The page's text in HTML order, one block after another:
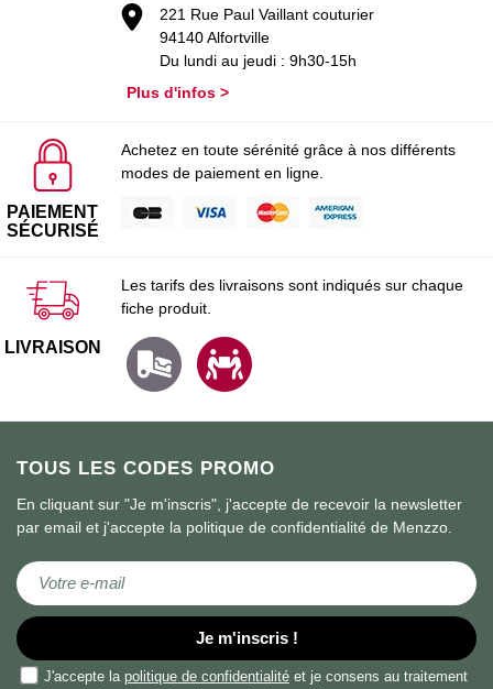
TOUS LES CODES PROMO
En cliquant sur "Je m'inscris", j'accepte de recevoir la newsletter
par email et j'accepte la politique de confidentialité de Menzzo.
Inscription à notre lettre d’information :
Je m'inscris !
J'accepte la politique de confidentialité et je consens au traitement
221 Rue Paul Vaillant couturier
94140 Alfortville
Du lundi au jeudi : 9h30-15h
Plus d'infos >
PAIEMENT
SÉCURISÉ
Achetez en toute sérénité grâce à nos différents
modes de paiement en ligne.
LIVRAISON
Les tarifs des livraisons sont indiqués sur chaque
fiche produit.